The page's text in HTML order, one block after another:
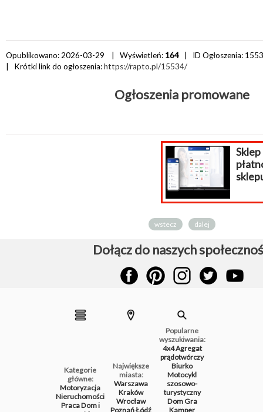
Opublikowano: 2026-03-29 | Wyświetleń: 164 | ID Ogłoszenia:
| Krótki link do ogłoszenia:https://rapto.pl/15534/
Ogłoszenia promowane
Sklep internetowy
płatności do
sklepu...
wstecz dalej
Dołącz do naszych
Kategorie
główne:
Motoryzacja
Nieruchomości
PracaDom i
Największe
miasta:
Warszawa
Kraków
Wrocław
PoznańŁódź
Popularne
wyszukiwania:
4x4Agregat
prądotwórczy
Biurko
Motocykl
szosowo-
turystyczny
DomGra
Kamper